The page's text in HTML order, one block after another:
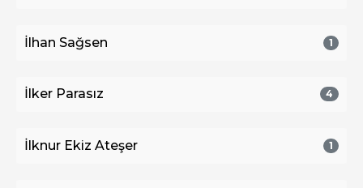
İlhan Sağsen 1
İlker Parasız 4
İlknur Ekiz Ateşer 1